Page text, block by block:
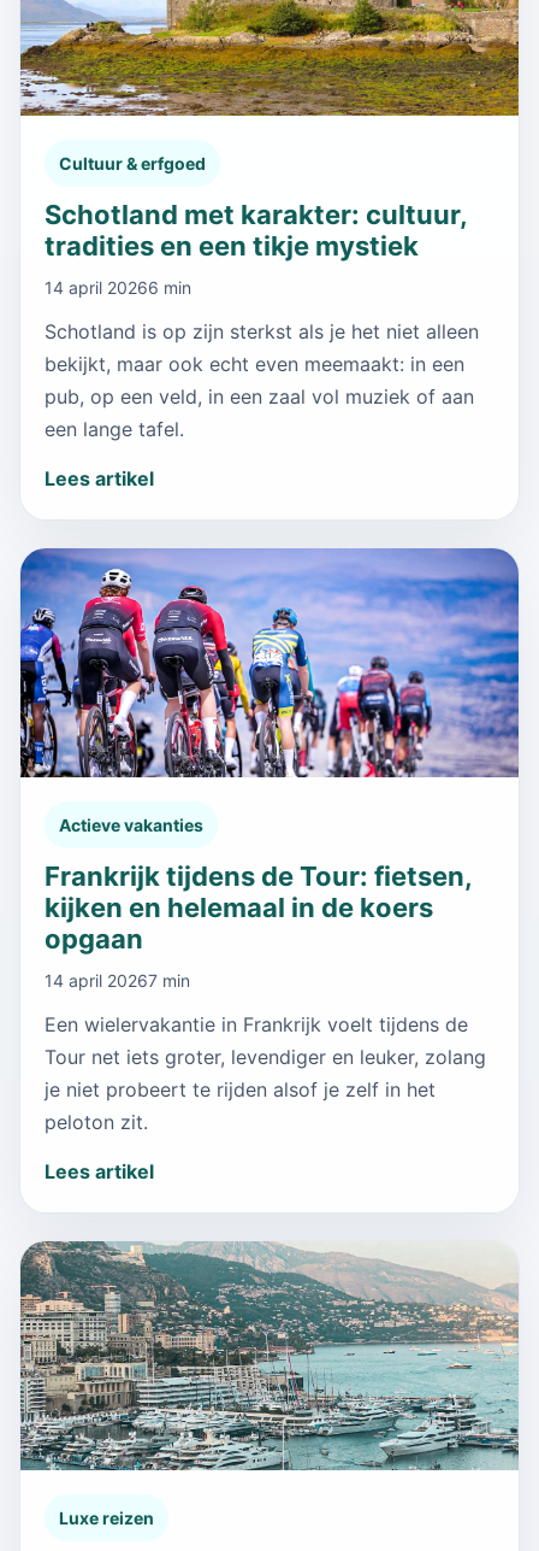
Cultuur & erfgoed
Schotland met karakter: cultuur,
tradities en een tikje mystiek
14 april 20266 min
Schotland is op zijn sterkst als je het niet alleen
bekijkt, maar ook echt even meemaakt: in een
pub, op een veld, in een zaal vol muziek of aan
een lange tafel.
Lees artikel
Actieve vakanties
Frankrijk tijdens de Tour: fietsen,
kijken en helemaal in de koers
opgaan
14 april 20267 min
Een wielervakantie in Frankrijk voelt tijdens de
Tour net iets groter, levendiger en leuker, zolang
je niet probeert te rijden alsof je zelf in het
peloton zit.
Lees artikel
Luxe reizen